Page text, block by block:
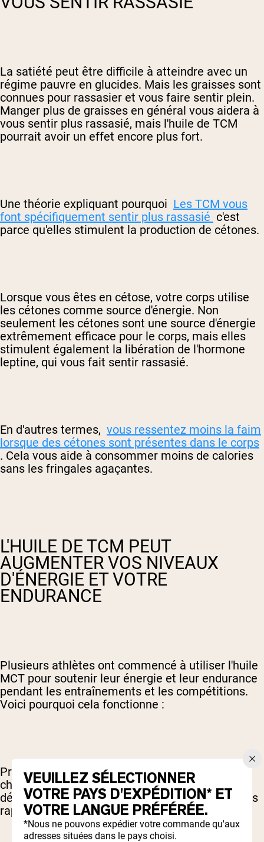
La satiété peut être difficile à atteindre avec un
régime pauvre en glucides. Mais les graisses sont
connues pour rassasier et vous faire sentir plein.
Manger plus de graisses en général vous aidera à
vous sentir plus rassasié, mais l'huile de TCM
pourrait avoir un effet encore plus fort.
Une théorie expliquant pourquoi Les TCM vous
font spécifiquement sentir plus rassasié c'est
parce qu'elles stimulent la production de cétones.
Lorsque vous êtes en cétose, votre corps utilise
les cétones comme source d'énergie. Non
seulement les cétones sont une source d'énergie
extrêmement efficace pour le corps, mais elles
stimulent également la libération de l'hormone
leptine, qui vous fait sentir rassasié.
En d'autres termes, vous ressentez moins la faim
lorsque des cétones sont présentes dans le corps
. Cela vous aide à consommer moins de calories
sans les fringales agaçantes.
L'HUILE DE TCM PEUT
AUGMENTER VOS NIVEAUX
D'ÉNERGIE ET VOTRE
ENDURANCE
Plusieurs athlètes ont commencé à utiliser l'huile
MCT pour soutenir leur énergie et leur endurance
pendant les entraînements et les compétitions.
Voici pourquoi cela fonctionne :
Premièrement, les MCT sont des acides gras à
chaîne plus courte, ce qui facilite leur
décomposition par le corps et leur utilisation plus
rapide pour l'énergie.
VEUILLEZ SÉLECTIONNER
VOTRE PAYS D'EXPÉDITION* ET
VOTRE LANGUE PRÉFÉRÉE.
*Nous ne pouvons expédier votre commande qu'aux
adresses situées dans le pays choisi.